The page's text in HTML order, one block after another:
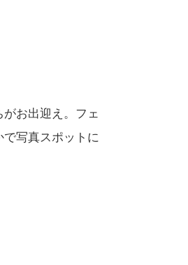
お出迎え。フェ
写真スポットに